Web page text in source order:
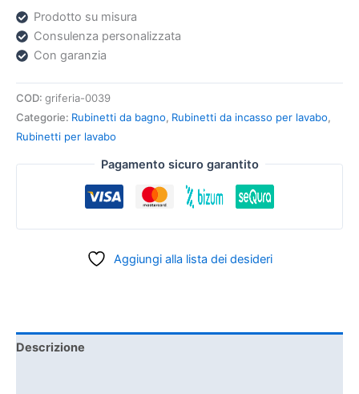
Prodotto su misura
Consulenza personalizzata
Con garanzia
COD: griferia-0039
Categorie: Rubinetti da bagno, Rubinetti da incasso per lavabo,
Rubinetti per lavabo
Pagamento sicuro garantito
Aggiungi alla lista dei desideri
Descrizione